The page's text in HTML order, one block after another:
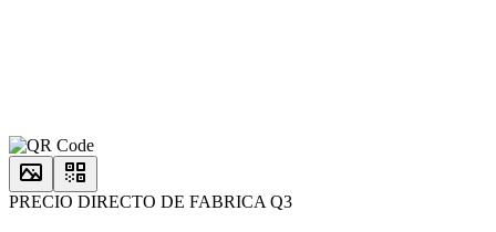
PRECIO DIRECTO DE FABRICA Q3